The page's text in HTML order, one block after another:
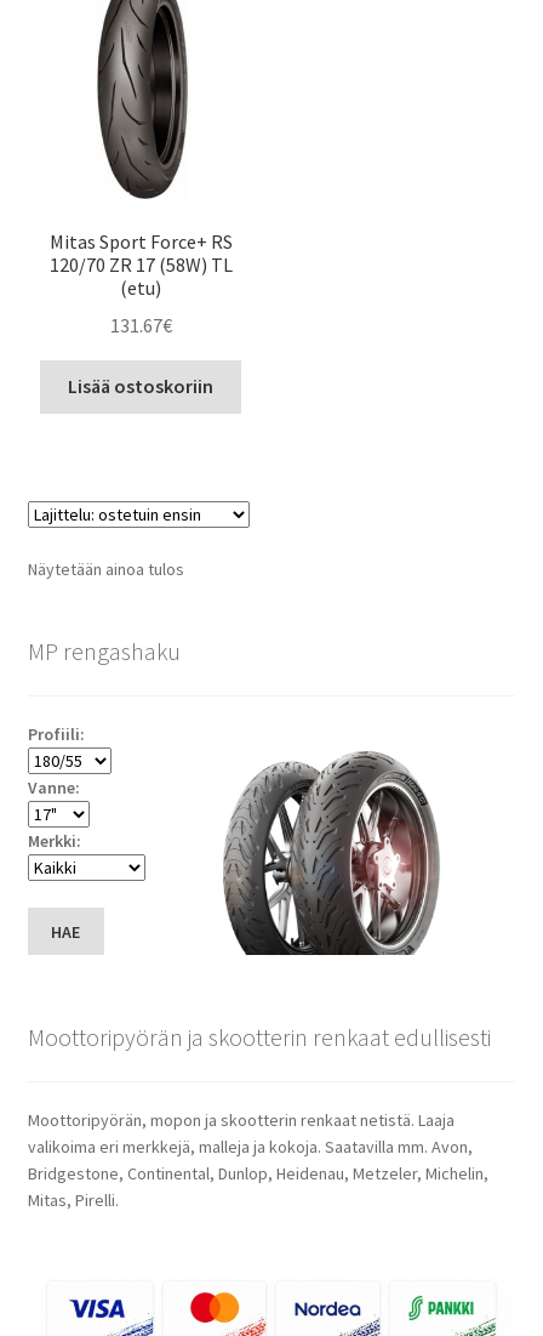
Mitas Sport Force+ RS
120/70 ZR 17 (58W) TL
(etu)
131.67€
Lisää ostoskoriin
Näytetään ainoa tulos
MP rengashaku
Profiili:
Vanne:
Merkki:
HAE
Moottoripyörän ja skootterin renkaat edullisesti
Moottoripyörän, mopon ja skootterin renkaat netistä. Laaja
valikoima eri merkkejä, malleja ja kokoja. Saatavilla mm. Avon,
Bridgestone, Continental, Dunlop, Heidenau, Metzeler, Michelin,
Mitas, Pirelli.